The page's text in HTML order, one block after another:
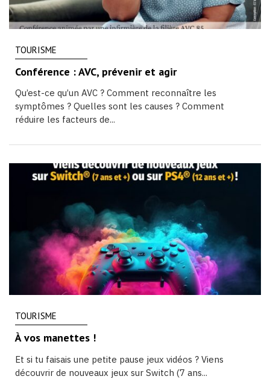
TOURISME
Conférence : AVC, prévenir et agir
Qu’est-ce qu’un AVC ? Comment reconnaître les
symptômes ? Quelles sont les causes ? Comment
réduire les facteurs de...
TOURISME
À vos manettes !
Et si tu faisais une petite pause jeux vidéos ? Viens
découvrir de nouveaux jeux sur Switch (7 ans...